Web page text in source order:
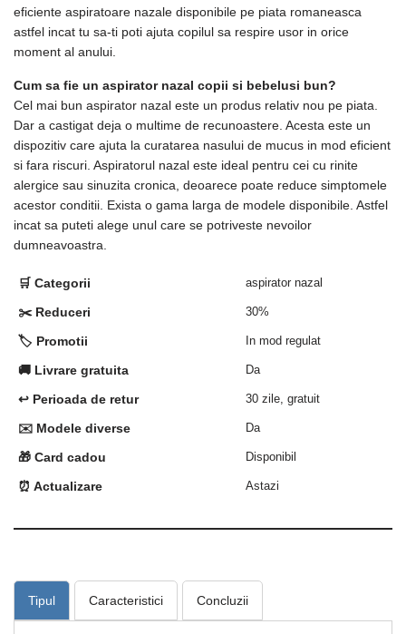
eficiente aspiratoare nazale disponibile pe piata romaneasca
astfel incat tu sa-ti poti ajuta copilul sa respire usor in orice
moment al anului.
Cum sa fie un aspirator nazal copii si bebelusi bun?
Cel mai bun aspirator nazal este un produs relativ nou pe piata.
Dar a castigat deja o multime de recunoastere. Acesta este un
dispozitiv care ajuta la curatarea nasului de mucus in mod eficient
si fara riscuri. Aspiratorul nazal este ideal pentru cei cu rinite
alergice sau sinuzita cronica, deoarece poate reduce simptomele
acestor conditii. Exista o gama larga de modele disponibile. Astfel
incat sa puteti alege unul care se potriveste nevoilor
dumneavoastra.
🛒 Categorii aspirator nazal
✂️ Reduceri 30%
🏷️ Promotii In mod regulat
🚚 Livrare gratuita Da
↩️ Perioada de retur 30 zile, gratuit
✉️ Modele diverse Da
🎁 Card cadou Disponibil
⏰ Actualizare Astazi
Tipul Caracteristici Concluzii